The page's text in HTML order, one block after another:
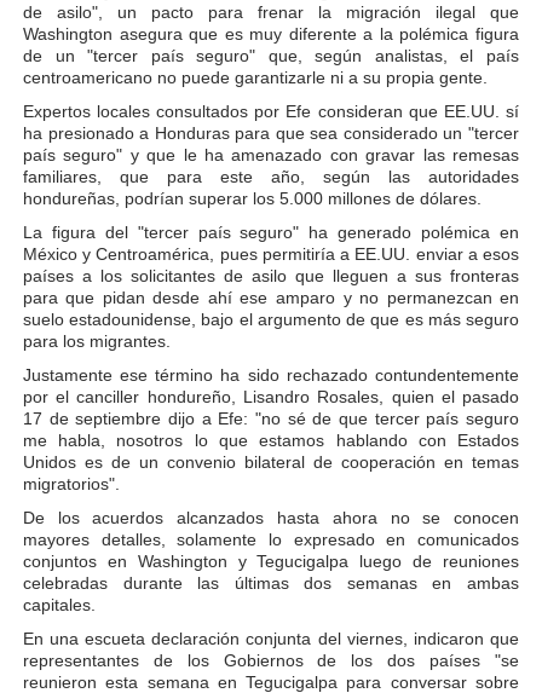
de asilo", un pacto para frenar la migración ilegal que
Washington asegura que es muy diferente a la polémica figura
de un "tercer país seguro" que, según analistas, el país
centroamericano no puede garantizarle ni a su propia gente.
Expertos locales consultados por Efe consideran que EE.UU. sí
ha presionado a Honduras para que sea considerado un "tercer
país seguro" y que le ha amenazado con gravar las remesas
familiares, que para este año, según las autoridades
hondureñas, podrían superar los 5.000 millones de dólares.
La figura del "tercer país seguro" ha generado polémica en
México y Centroamérica, pues permitiría a EE.UU. enviar a esos
países a los solicitantes de asilo que lleguen a sus fronteras
para que pidan desde ahí ese amparo y no permanezcan en
suelo estadounidense, bajo el argumento de que es más seguro
para los migrantes.
Justamente ese término ha sido rechazado contundentemente
por el canciller hondureño, Lisandro Rosales, quien el pasado
17 de septiembre dijo a Efe: "no sé de que tercer país seguro
me habla, nosotros lo que estamos hablando con Estados
Unidos es de un convenio bilateral de cooperación en temas
migratorios".
De los acuerdos alcanzados hasta ahora no se conocen
mayores detalles, solamente lo expresado en comunicados
conjuntos en Washington y Tegucigalpa luego de reuniones
celebradas durante las últimas dos semanas en ambas
capitales.
En una escueta declaración conjunta del viernes, indicaron que
representantes de los Gobiernos de los dos países "se
reunieron esta semana en Tegucigalpa para conversar sobre